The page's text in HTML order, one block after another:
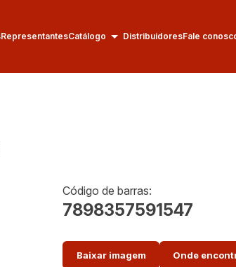
RepresentantesCatálogo DistribuidoresFale
Código de barras:
7898357591547
Baixar imagem Onde